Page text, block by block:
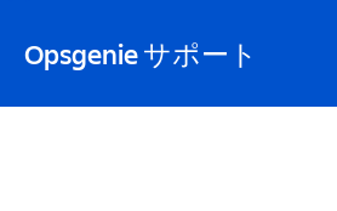
Opsgenie サポート